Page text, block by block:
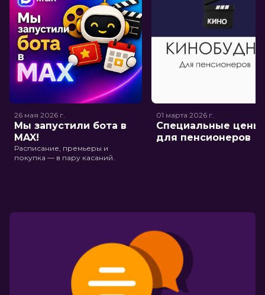
26 мая 2026 г.
Мы запустили бота в
MAX!
Расписание, премьеры и
покупка — в пару касаний.
01 марта 2026 г.
Специальные цены
для пенсионеров